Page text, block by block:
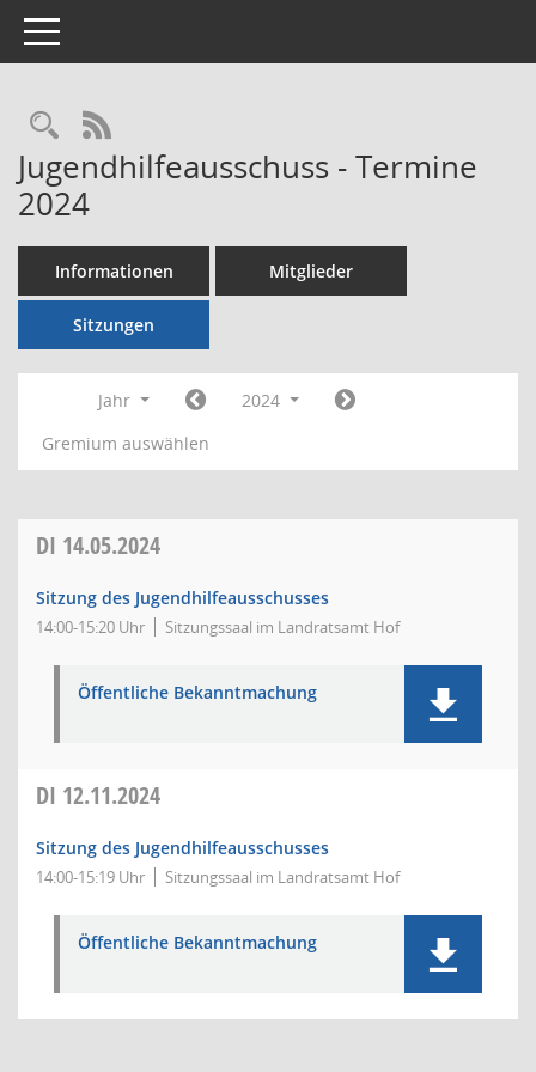
Toggle navigation
Rechercheauswahl
RSS-Feed
Jugendhilfeausschuss - Termine
2024
Informationen Mitglieder
Sitzungen
Jahr
2024
Gremium auswählen
DI 14.05.2024
Sitzung des Jugendhilfeausschusses
14:00-15:20 Uhr Sitzungssaal im Landratsamt Hof
Öffentliche Bekanntmachung
DI 12.11.2024
Sitzung des Jugendhilfeausschusses
14:00-15:19 Uhr Sitzungssaal im Landratsamt Hof
Öffentliche Bekanntmachung